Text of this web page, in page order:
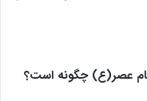
عصر(ع) چگونه است؟